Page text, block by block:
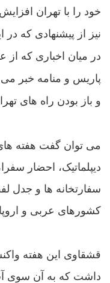
خود را با تهران
نیز از پیشنهادی که
در میان اخباری که
پاریس و منامه خبر
و باز بودن راه های
می توان گفت هفته
دیپلماتیک، احضار
سفارتخانه ها و جدل
کشورهای عربی و
قشقاوی این هفته
داشت که به آن سوی